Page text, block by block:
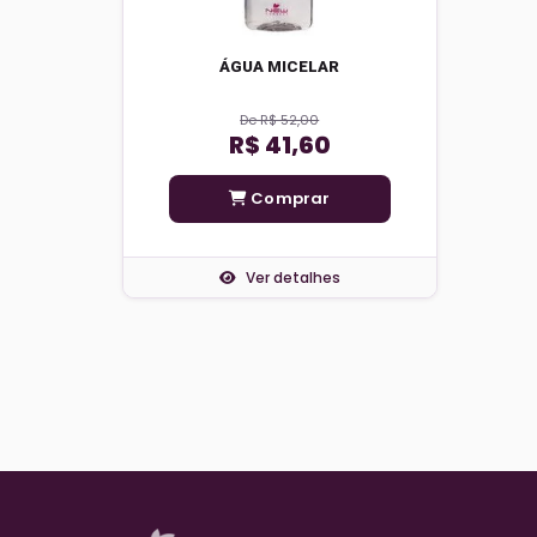
ÁGUA MICELAR
De R$ 52,00
R$ 41,60
Comprar
Ver detalhes